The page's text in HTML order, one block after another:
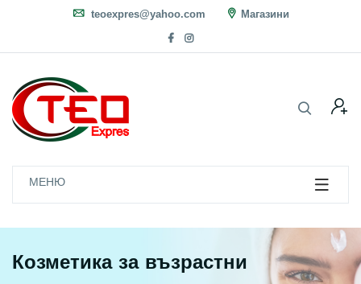
teoexpres@yahoo.com Магазини
МЕНЮ
Козметика за възрастни